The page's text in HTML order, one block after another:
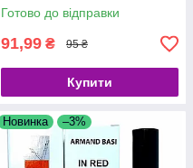
Готово до відправки
91,99 ₴ 95 ₴
Купити
Новинка –3%